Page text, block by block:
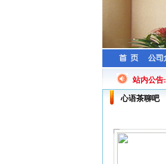
站内公告:
心语茶聊吧